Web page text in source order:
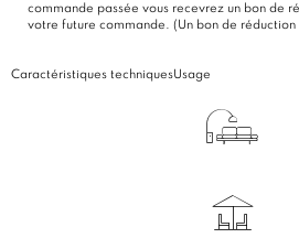
commande passée vous recevrez un bon de
votre future commande. (Un bon de
Caractéristiques techniquesUsage